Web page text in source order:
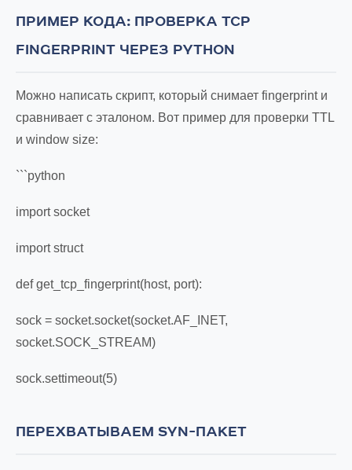
ПРИМЕР КОДА: ПРОВЕРКА TCP
FINGERPRINT ЧЕРЕЗ PYTHON
Можно написать скрипт, который снимает fingerprint и
сравнивает с эталоном. Вот пример для проверки TTL
и window size:
```python
import socket
import struct
def get_tcp_fingerprint(host, port):
sock = socket.socket(socket.AF_INET,
socket.SOCK_STREAM)
sock.settimeout(5)
ПЕРЕХВАТЫВАЕМ SYN-ПАКЕТ